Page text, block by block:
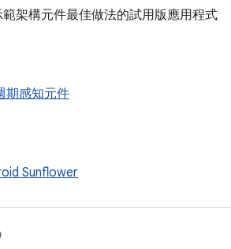
範架構元件最佳做法的試用版應用程式
期感知元件
Sunflower